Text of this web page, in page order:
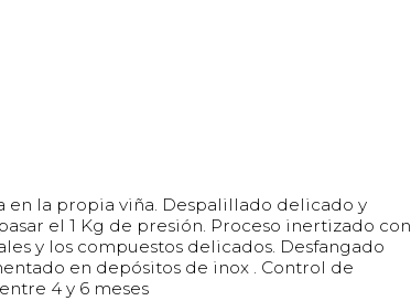
en la propia viña. Despalillado delicado y
el 1 Kg de presión. Proceso inertizado con
y los compuestos delicados. Desfangado
en depósitos de inox . Control de
4 y 6 meses